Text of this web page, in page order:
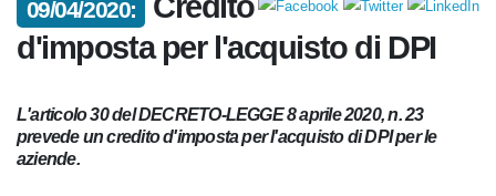
09/04/2020:
Credito d'imposta per l'acquisto
di DPI
L'articolo 30 del DECRETO-LEGGE 8 aprile 2020, n. 23